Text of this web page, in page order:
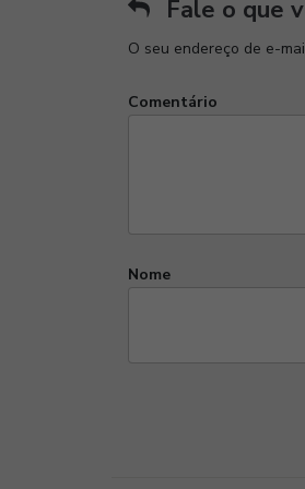
Fale o que
O seu endereço de e-
Nome
Comentário